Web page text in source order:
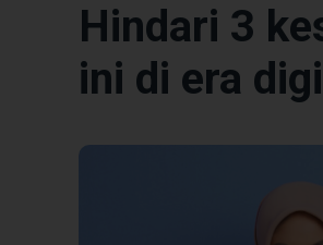
Hindari 3
ini di era